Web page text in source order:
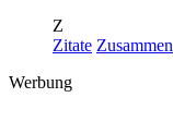
Z
Zitate Zusammen
Werbung